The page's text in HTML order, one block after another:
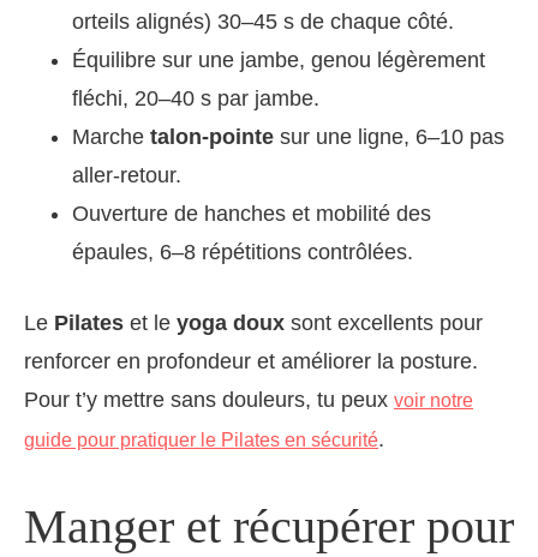
orteils alignés) 30–45 s de chaque côté.
Équilibre sur une jambe, genou légèrement
fléchi, 20–40 s par jambe.
Marche talon-pointe sur une ligne, 6–10 pas
aller-retour.
Ouverture de hanches et mobilité des
épaules, 6–8 répétitions contrôlées.
Le Pilates et le yoga doux sont excellents pour
renforcer en profondeur et améliorer la posture.
Pour t’y mettre sans douleurs, tu peux voir notre
guide pour pratiquer le Pilates en sécurité.
Manger et récupérer pour